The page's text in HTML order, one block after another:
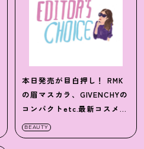
本日発売が目白押し！ RMK
の眉マスカラ、GIVENCHYの
コンパクトetc.最新コスメを
チェック
BEAUTY